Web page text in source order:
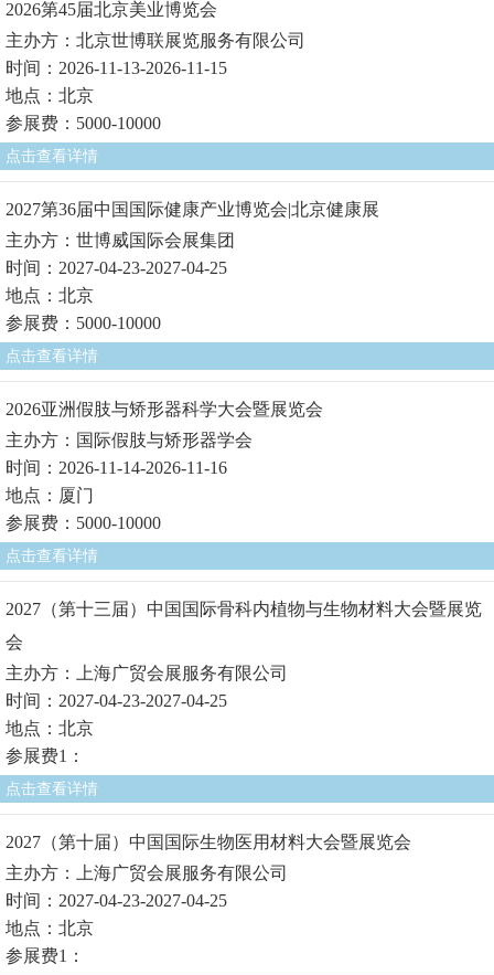
2026第45届北京美业博览会
主办方：北京世博联展览服务有限公司
时间：2026-11-13-2026-11-15
地点：北京
参展费：5000-10000
点击查看详情
2027第36届中国国际健康产业博览会|北京健康展
主办方：世博威国际会展集团
时间：2027-04-23-2027-04-25
地点：北京
参展费：5000-10000
点击查看详情
2026亚洲假肢与矫形器科学大会暨展览会
主办方：国际假肢与矫形器学会
时间：2026-11-14-2026-11-16
地点：厦门
参展费：5000-10000
点击查看详情
2027（第十三届）中国国际骨科内植物与生物材料大会暨展览
会
主办方：上海广贸会展服务有限公司
时间：2027-04-23-2027-04-25
地点：北京
参展费1：
点击查看详情
2027（第十届）中国国际生物医用材料大会暨展览会
主办方：上海广贸会展服务有限公司
时间：2027-04-23-2027-04-25
地点：北京
参展费1：